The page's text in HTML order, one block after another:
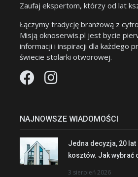
Zaufaj ekspertom, którzy od lat
Łączymy tradycję branżową z
Misją oknoserwis.pl jest bycie
informacji i inspiracji dla każdego
świecie stolarki otworowej.
NAJNOWSZE WIADOMOŚCI
Jedna decyzja, 20
kosztów. Jak wybrać
3 sierpień 2026